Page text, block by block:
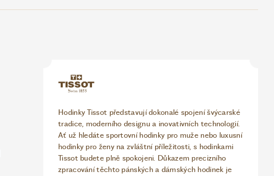
Hodinky Tissot představují dokonalé spojení švýcarské
tradice, moderního designu a inovativních technologií.
Ať už hledáte sportovní hodinky pro muže nebo luxusní
hodinky pro ženy na zvláštní příležitosti, s hodinkami
Tissot budete plně spokojeni. Důkazem precizního
zpracování těchto pánských a dámských hodinek je